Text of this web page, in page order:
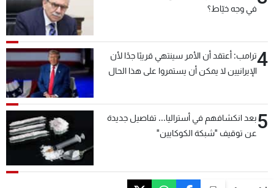
في وجه خيّاط؟
4ترامب: أعتقد أن الأمر سينتهي قريبًا جدًا لأن
الإيرانيين لا يمكن أن يستمروا على هذا الحال
5بعد انكشافهم في أستراليا... تفاصيل جديدة
عن توقيف "شبكة الكوكايين"